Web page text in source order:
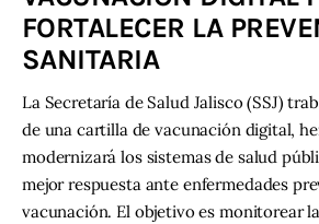
Contacto
FORTALECER LA
SANITARIA
La Secretaría de Salud Jalisco (SSJ)
de una cartilla de vacunación digital,
modernizará los sistemas de salud
mejor respuesta ante enfermedades
vacunación. El objetivo es monitorear